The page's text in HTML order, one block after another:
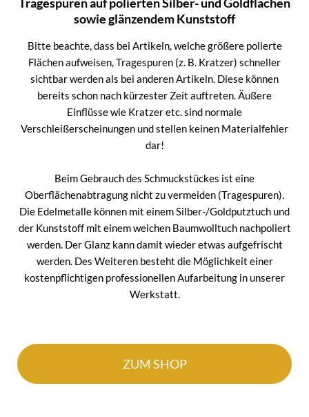
sowie glänzendem Kunststoff
Bitte beachte, dass bei Artikeln, welche größere polierte
Flächen aufweisen, Tragespuren (z. B. Kratzer) schneller
sichtbar werden als bei anderen Artikeln. Diese können
bereits schon nach kürzester Zeit auftreten. Äußere
Einflüsse wie Kratzer etc. sind normale
Verschleißerscheinungen und stellen keinen Materialfehler
dar!
Beim Gebrauch des Schmuckstückes ist eine
Oberflächenabtragung nicht zu vermeiden (Tragespuren).
Die Edelmetalle können mit einem Silber-/Goldputztuch und
der Kunststoff mit einem weichen Baumwolltuch nachpoliert
werden. Der Glanz kann damit wieder etwas aufgefrischt
werden. Des Weiteren besteht die Möglichkeit einer
kostenpflichtigen professionellen Aufarbeitung in unserer
Werkstatt.
ZUM SHOP